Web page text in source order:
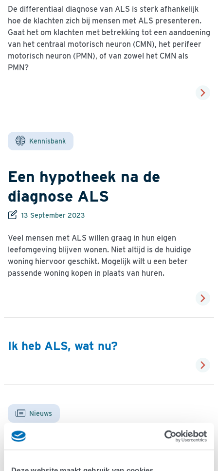
De differentiaal diagnose van ALS is sterk afhankelijk
hoe de klachten zich bij mensen met ALS presenteren.
Gaat het om klachten met betrekking tot een aandoening
van het centraal motorisch neuron (CMN), het perifeer
motorisch neuron (PMN), of van zowel het CMN als
PMN?
Kennisbank
Een hypotheek na de
diagnose ALS
13 September 2023
Veel mensen met ALS willen graag in hun eigen
leefomgeving blijven wonen. Niet altijd is de huidige
woning hiervoor geschikt. Mogelijk wilt u een beter
passende woning kopen in plaats van huren.
Ik heb ALS, wat nu?
Nieuws